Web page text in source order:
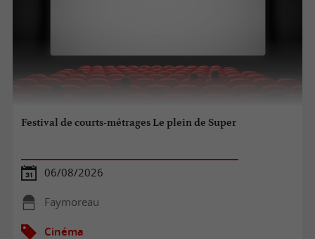
Festival de courts-métrages Le plein de Super
06/08/2026
Faymoreau
Cinéma